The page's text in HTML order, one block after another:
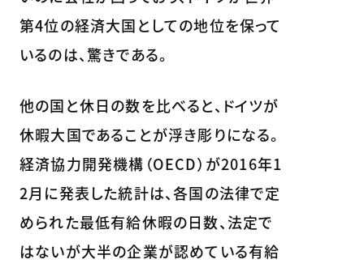
第4位の経済大国としての地位を保って
いるのは、驚きである。
他の国と休日の数を比べると、ドイツが
休暇大国であることが浮き彫りになる。
経済協力開発機構（OECD）が2016年1
2月に発表した統計は、各国の法律で定
められた最低有給休暇の日数、法定で
はないが大半の企業が認めている有給